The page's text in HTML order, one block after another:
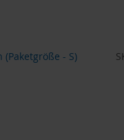
(Paketgröße - S)